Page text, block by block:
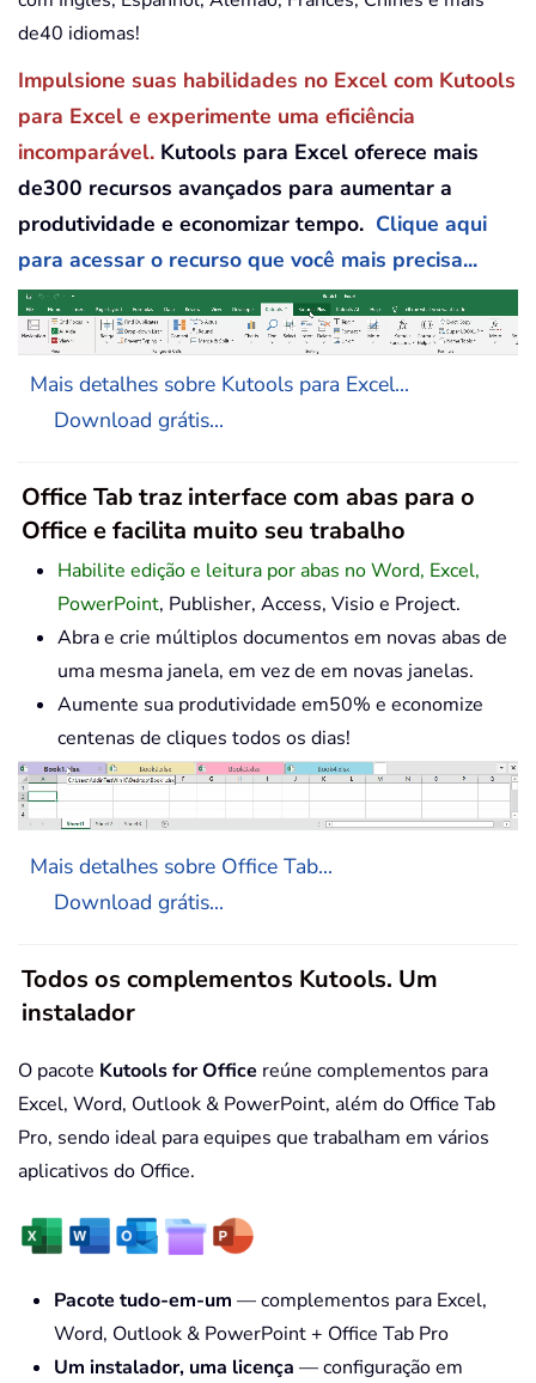
de40 idiomas!
Impulsione suas habilidades no Excel com Kutools
para Excel e experimente uma eficiência
incomparável. Kutools para Excel oferece mais
de300 recursos avançados para aumentar a
produtividade e economizar tempo. Clique aqui
para acessar o recurso que você mais precisa...
Mais detalhes sobre Kutools para Excel...
Download grátis...
Office Tab traz interface com abas para o
Office e facilita muito seu trabalho
Habilite edição e leitura por abas no Word, Excel,
PowerPoint, Publisher, Access, Visio e Project.
Abra e crie múltiplos documentos em novas abas de
uma mesma janela, em vez de em novas janelas.
Aumente sua produtividade em50% e economize
centenas de cliques todos os dias!
Mais detalhes sobre Office Tab...
Download grátis...
Todos os complementos Kutools. Um
instalador
O pacote Kutools for Office reúne complementos para
Excel, Word, Outlook & PowerPoint, além do Office Tab
Pro, sendo ideal para equipes que trabalham em vários
aplicativos do Office.
Pacote tudo-em-um — complementos para Excel,
Word, Outlook & PowerPoint + Office Tab Pro
Um instalador, uma licença — configuração em